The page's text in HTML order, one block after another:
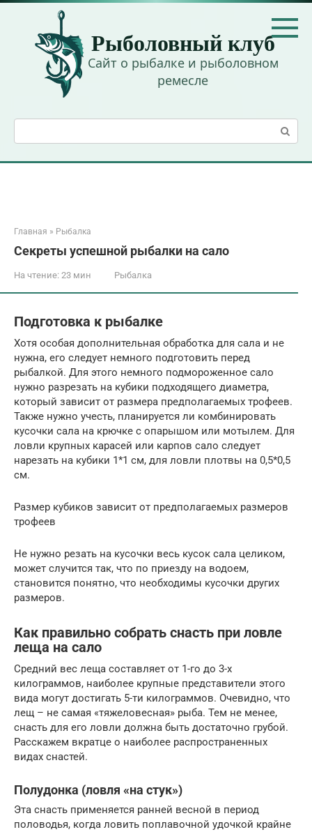
Перейти
контенту
Рыболовный клуб
Сайт о рыбалке и рыболовном
ремесле
Главная » Рыбалка
Секреты успешной рыбалки на сало
На чтение: 23 мин Рыбалка
Подготовка к рыбалке
Хотя особая дополнительная обработка для сала и не
нужна, его следует немного подготовить перед
рыбалкой. Для этого немного подмороженное сало
нужно разрезать на кубики подходящего диаметра,
который зависит от размера предполагаемых трофеев.
Также нужно учесть, планируется ли комбинировать
кусочки сала на крючке с опарышом или мотылем. Для
ловли крупных карасей или карпов сало следует
нарезать на кубики 1*1 см, для ловли плотвы на 0,5*0,5
см.
Размер кубиков зависит от предполагаемых размеров
трофеев
Не нужно резать на кусочки весь кусок сала целиком,
может случится так, что по приезду на водоем,
становится понятно, что необходимы кусочки других
размеров.
Как правильно собрать снасть при ловле
леща на сало
Средний вес леща составляет от 1-го до 3-х
килограммов, наиболее крупные представители этого
вида могут достигать 5-ти килограммов. Очевидно, что
лещ – не самая «тяжеловесная» рыба. Тем не менее,
снасть для его ловли должна быть достаточно грубой.
Расскажем вкратце о наиболее распространенных
видах снастей.
Полудонка (ловля «на стук»)
Эта снасть применяется ранней весной в период
половодья, когда ловить поплавочной удочкой крайне